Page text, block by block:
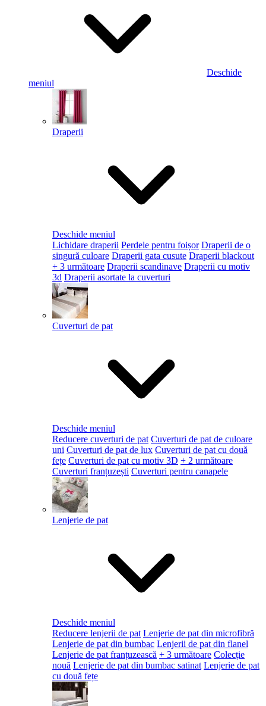
Deschide
meniul
Draperii
Deschide meniul
Lichidare draperii Perdele pentru foișor Draperii de o
singură culoare Draperii gata cusute Draperii blackout
+ 3 următoare Draperii scandinave Draperii cu motiv
3d Draperii asortate la cuverturi
Cuverturi de pat
Deschide meniul
Reducere cuverturi de pat Cuverturi de pat de culoare
uni Cuverturi de pat de lux Cuverturi de pat cu două
fețe Cuverturi de pat cu motiv 3D + 2 următoare
Cuverturi franțuzești Cuverturi pentru canapele
Lenjerie de pat
Deschide meniul
Reducere lenjerii de pat Lenjerie de pat din microfibră
Lenjerie de pat din bumbac Lenjerii de pat din flanel
Lenjerie de pat franțuzească + 3 următoare Colecție
nouă Lenjerie de pat din bumbac satinat Lenjerie de pat
cu două fețe